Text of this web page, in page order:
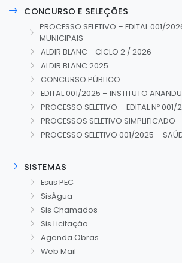
CONCURSO E SELEÇÕES
PROCESSO SELETIVO – EDITAL 001/
MUNICIPAIS
ALDIR BLANC - CICLO 2 / 2026
ALDIR BLANC 2025
CONCURSO PÚBLICO
EDITAL 001/2025 – INSTITUTO
PROCESSO SELETIVO – EDITAL Nº
PROCESSOS SELETIVO SIMPLIFICADO
PROCESSO SELETIVO 001/2025 –
SISTEMAS
Esus PEC
SisÁgua
Sis Chamados
Sis Licitação
Agenda Obras
Web Mail